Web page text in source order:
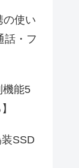
の使い
話・フ
機能5
SSD